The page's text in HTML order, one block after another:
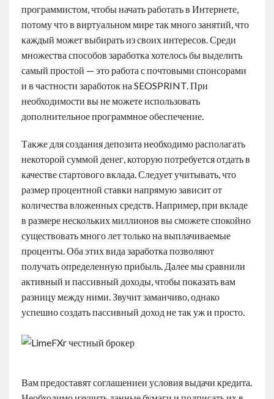
программистом, чтобы начать работать в Интернете,
потому что в виртуальном мире так много занятий, что
каждый может выбирать из своих интересов. Среди
множества способов заработка хотелось бы выделить
самый простой — это работа с почтовыми спонсорами
и в частности заработок на SEOSPRINT. При
необходимости вы не можете использовать
дополнительное программное обеспечение.
Также для создания депозита необходимо располагать
некоторой суммой денег, которую потребуется отдать в
качестве стартового вклада. Следует учитывать, что
размер процентной ставки напрямую зависит от
количества вложенных средств. Например, при вкладе
в размере нескольких миллионов вы сможете спокойно
существовать много лет только на выплачиваемые
проценты. Оба этих вида заработка позволяют
получать определенную прибыль. Далее мы сравнили
активный и пассивный доходы, чтобы показать вам
разницу между ними. Звучит заманчиво, однако
успешно создать пассивный доход не так уж и просто.
Вам предоставят соглашениеи условия выдачи кредита.